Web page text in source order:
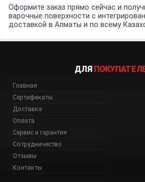
Оформите заказ прямо сейчас и
варочные поверхности с
доставкой в Алматы и по всему
ДЛЯ
Главная
Сертификаты
Доставка
Оплата
Сервис и гарантия
Сотрудничество
Отзывы
Контакты